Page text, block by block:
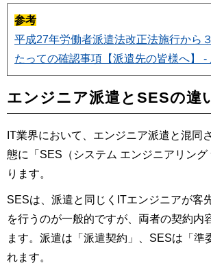
参考
平成27年労働者派遣法改正法施行から
たっての確認事項【派遣先の皆様へ】 -
エンジニア派遣とSESの違
IT業界において、エンジニア派遣と混同
態に「SES（システム エンジニアリング
ります。
SESは、派遣と同じくITエンジニアが客
を行うのが一般的ですが、両者の契約内
ます。派遣は「派遣契約」、SESは「準
れます。